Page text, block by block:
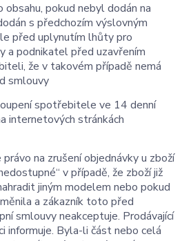
pokud nebyl dodán na
s předchozím výslovným
před uplynutím lhůty pro
a podnikatel před uzavřením
že v takovém případě nemá
smlouvy
spotřebitele ve 14 denní
internetových stránkách
právo na zrušení objednávky u zboží
v případě, že zboží již
jiným modelem nebo pokud
a zákazník toto před
smlouvy neakceptuje. Prodávající
informuje. Byla-li část nebo celá